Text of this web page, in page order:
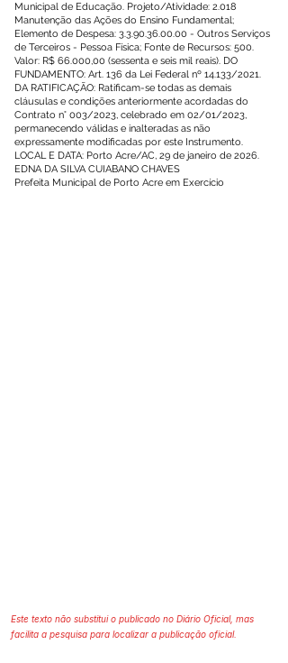
Municipal de Educação. Projeto/Atividade: 2.018
Manutenção das Ações do Ensino Fundamental;
Elemento de Despesa: 3.3.90.36.00.00 - Outros Serviços
de Terceiros - Pessoa Física; Fonte de Recursos: 500.
Valor: R$ 66.000,00 (sessenta e seis mil reais). DO
FUNDAMENTO: Art. 136 da Lei Federal nº 14.133/2021.
DA RATIFICAÇÃO: Ratificam-se todas as demais
cláusulas e condições anteriormente acordadas do
Contrato n° 003/2023, celebrado em 02/01/2023,
permanecendo válidas e inalteradas as não
expressamente modificadas por este Instrumento.
LOCAL E DATA: Porto Acre/AC, 29 de janeiro de 2026.
EDNA DA SILVA CUIABANO CHAVES
Prefeita Municipal de Porto Acre em Exercício
Este texto não substitui o publicado no Diário Oficial, mas
facilita a pesquisa para localizar a publicação oficial.